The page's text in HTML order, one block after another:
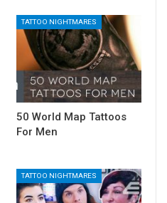
TATTOO NIGHTMARES
50 World Map Tattoos
For Men
TATTOO NIGHTMARES